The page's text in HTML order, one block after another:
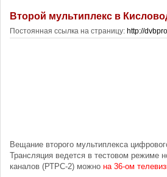
Второй мультиплекс в
Постоянная ссылка на страницу: http://
Вещание второго мультиплекса
Трансляция ведется в тестовом режиме
каналов (РТРС-2) можно на 36-ом